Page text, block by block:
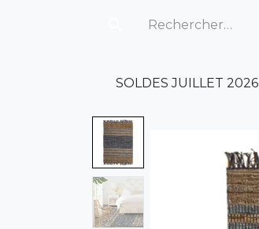
SOLDES JUILLET 2026